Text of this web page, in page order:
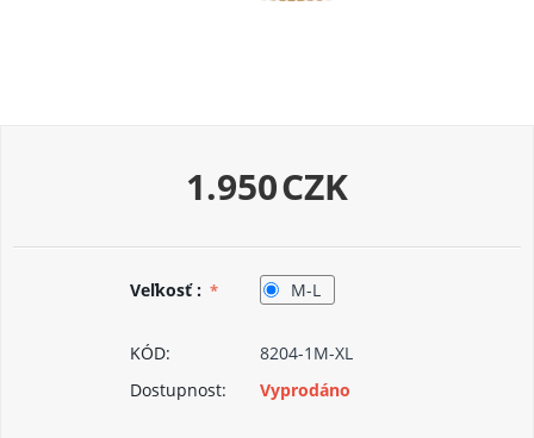
1.950CZK
Veľkosť : M-L
KÓD:
8204-1M-XL
Dostupnost:
Vyprodáno